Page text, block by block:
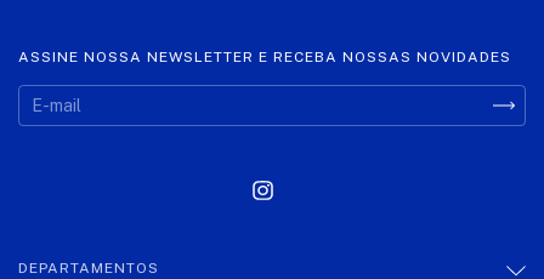
ASSINE NOSSA NEWSLETTER E RECEBA NOSSAS NOVIDADES
DEPARTAMENTOS